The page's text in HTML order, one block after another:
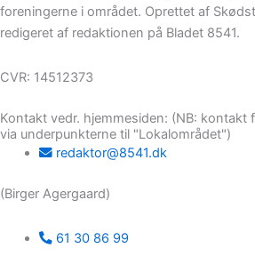
foreningerne i området. Oprettet af
redigeret af redaktionen på Bladet 8541.
CVR: 14512373
Kontakt vedr. hjemmesiden: (NB: kontakt
via underpunkterne til "Lokalområdet")
redaktor@8541.dk
(Birger Agergaard)
61 30 86 99